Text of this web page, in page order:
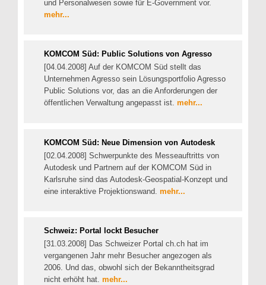
und Personalwesen sowie für E-Government vor.
mehr...
KOMCOM Süd: Public Solutions von Agresso
[04.04.2008] Auf der KOMCOM Süd stellt das
Unternehmen Agresso sein Lösungsportfolio Agresso
Public Solutions vor, das an die Anforderungen der
öffentlichen Verwaltung angepasst ist. mehr...
KOMCOM Süd: Neue Dimension von Autodesk
[02.04.2008] Schwerpunkte des Messeauftritts von
Autodesk und Partnern auf der KOMCOM Süd in
Karlsruhe sind das Autodesk-Geospatial-Konzept und
eine interaktive Projektionswand. mehr...
Schweiz: Portal lockt Besucher
[31.03.2008] Das Schweizer Portal ch.ch hat im
vergangenen Jahr mehr Besucher angezogen als
2006. Und das, obwohl sich der Bekanntheitsgrad
nicht erhöht hat. mehr...